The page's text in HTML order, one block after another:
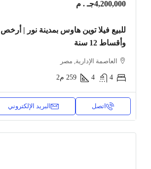
4,200,000جـ . م
وأقساط 12 سنة
العاصمة الإدارية, مصر
4
4
259 م2
اتصل البريد الإلكتروني